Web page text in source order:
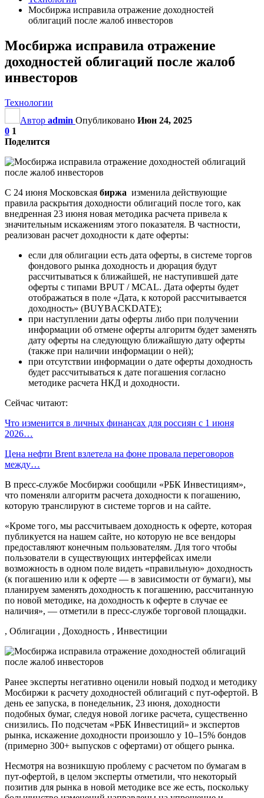
Мосбиржа исправила отражение доходностей
облигаций после жалоб инвесторов
Мосбиржа исправила отражение
доходностей облигаций после жалоб
инвесторов
Технологии
Автор admin Опубликовано Июн 24, 2025
0 1
Поделится
С 24 июня Московская биржа изменила действующие
правила раскрытия доходности облигаций после того, как
внедренная 23 июня новая методика расчета привела к
значительным искажениям этого показателя. В частности,
реализован расчет доходности к дате оферты:
если для облигации есть дата оферты, в системе торгов
фондового рынка доходность и дюрация будут
рассчитываться к ближайшей, не наступившей дате
оферты c типами BPUT / MCAL. Дата оферты будет
отображаться в поле «Дата, к которой рассчитывается
доходность» (BUYBACKDATE);
при наступлении даты оферты либо при получении
информации об отмене оферты алгоритм будет заменять
дату оферты на следующую ближайшую дату оферты
(также при наличии информации о ней);
при отсутствии информации о дате оферты доходность
будет рассчитываться к дате погашения согласно
методике расчета НКД и доходности.
Сейчас читают:
Что изменится в личных финансах для россиян с 1 июня
2026…
Цена нефти Brent взлетела на фоне провала переговоров
между…
В пресс-службе Мосбиржи сообщили «РБК Инвестициям»,
что поменяли алгоритм расчета доходности к погашению,
которую транслируют в системе торгов и на сайте.
«Кроме того, мы рассчитываем доходность к оферте, которая
публикуется на нашем сайте, но которую не все вендоры
предоставляют конечным пользователям. Для того чтобы
пользователи в существующих интерфейсах имели
возможность в одном поле видеть «правильную» доходность
(к погашению или к оферте — в зависимости от бумаги), мы
планируем заменять доходность к погашению, рассчитанную
по новой методике, на доходность к оферте в случае ее
наличия», — отметили в пресс-службе торговой площадки.
, Облигации , Доходность , Инвестиции
Ранее эксперты негативно оценили новый подход и методику
Мосбиржи к расчету доходностей облигаций с пут-офертой. В
день ее запуска, в понедельник, 23 июня, доходности
подобных бумаг, следуя новой логике расчета, существенно
снизились. По подсчетам «РБК Инвестиций» и экспертов
рынка, искажение доходности произошло у 10–15% бондов
(примерно 300+ выпусков с офертами) от общего рынка.
Несмотря на возникшую проблему с расчетом по бумагам в
пут-офертой, в целом эксперты отметили, что некоторый
позитив для рынка в новой методике все же есть, поскольку